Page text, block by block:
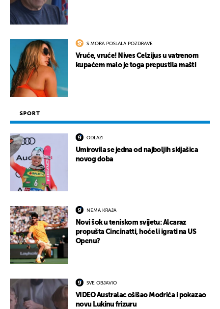
S MORA POSLALA POZDRAVE
Vruće, vruće! Nives Celzijus u vatrenom
kupaćem malo je toga prepustila mašti
SPORT
ODLAZI
Umirovila se jedna od najboljih skijašica
novog doba
NEMA KRAJA
Novi šok u teniskom svijetu: Alcaraz
propušta Cincinatti, hoće li igrati na US
Openu?
SVE OBJAVIO
VIDEO Australac ošišao Modrića i pokazao
novu Lukinu frizuru